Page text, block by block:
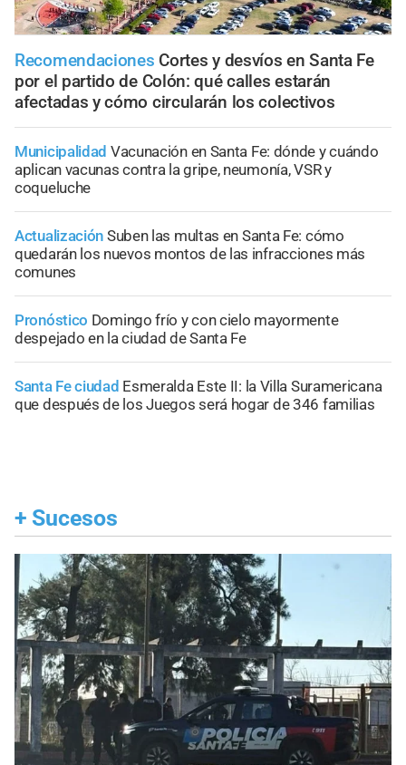
Recomendaciones Cortes y desvíos en Santa Fe
por el partido de Colón: qué calles estarán
afectadas y cómo circularán los colectivos
Municipalidad Vacunación en Santa Fe: dónde y cuándo
aplican vacunas contra la gripe, neumonía, VSR y
coqueluche
Actualización Suben las multas en Santa Fe: cómo
quedarán los nuevos montos de las infracciones más
comunes
Pronóstico Domingo frío y con cielo mayormente
despejado en la ciudad de Santa Fe
Santa Fe ciudad Esmeralda Este II: la Villa Suramericana
que después de los Juegos será hogar de 346 familias
+ Sucesos